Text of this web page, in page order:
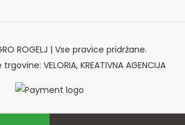
ROGELJ | Vse pravice pridržane.
VELORIA, KREATIVNA AGENCIJA